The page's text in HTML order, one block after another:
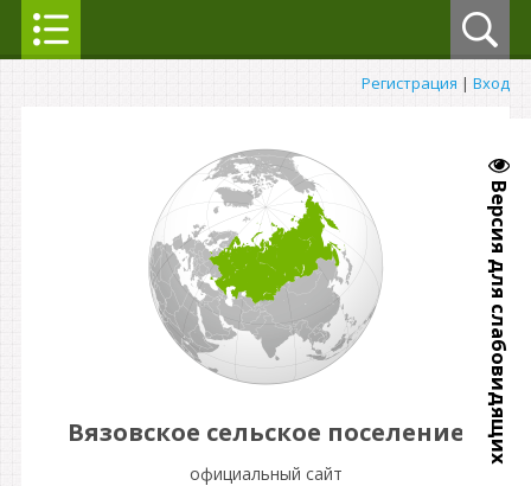
Версия для слабовидящих
Регистрация | Вход
Вязовское сельское поселение
официальный сайт